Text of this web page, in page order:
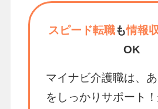
スピード転職も情報
OK
マイナビ介護職は、
をしっかりサポート！